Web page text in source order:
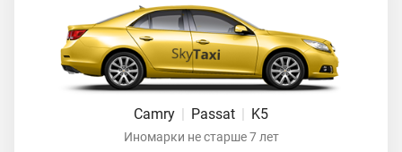
Camry Passat K5
Иномарки не старше 7 лет